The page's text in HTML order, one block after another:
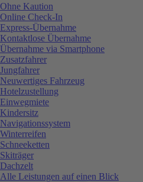
Ohne Kaution
Online Check-In
Express-Übernahme
Kontaktlose Übernahme
Übernahme via Smartphone
Zusatzfahrer
Jungfahrer
Neuwertiges Fahrzeug
Hotelzustellung
Einwegmiete
Kindersitz
Navigationssystem
Winterreifen
Schneeketten
Skiträger
Dachzelt
Alle Leistungen auf einen Blick